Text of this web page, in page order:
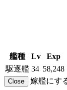
艦種 Lv Exp
駆逐艦 34 58,248
Close 嫁艦にす